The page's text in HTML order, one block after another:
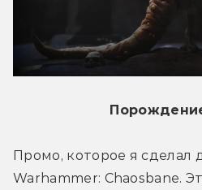
Промо, которое я сделал
Warhammer: Chaosbane.